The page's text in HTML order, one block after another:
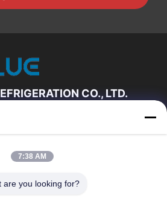
CO., LTD.
Hakkımızda
Kalite Kontrol
7:38 AM
are you looking for?